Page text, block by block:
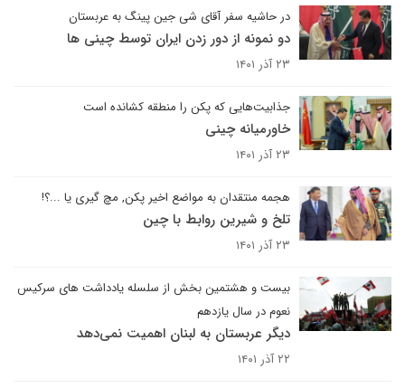
در حاشیه سفر آقای شی جین پینگ به عربستان
دو نمونه از دور زدن ایران توسط چینی ها
۲۳ آذر ۱۴۰۱
جذابیت‌هایی که پکن را منطقه کشانده است
خاورمیانه چینی
۲۳ آذر ۱۴۰۱
هجمه منتقدان به مواضع اخیر پکن, مچ گیری یا ...؟!
تلخ و شیرین روابط با چین
۲۳ آذر ۱۴۰۱
بیست و هشتمین بخش از سلسله یادداشت های سرکیس
نعوم در سال یازدهم
دیگر عربستان به لبنان اهمیت نمی‌دهد
۲۲ آذر ۱۴۰۱